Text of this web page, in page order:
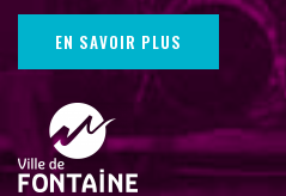
EN SAVOIR PLUS